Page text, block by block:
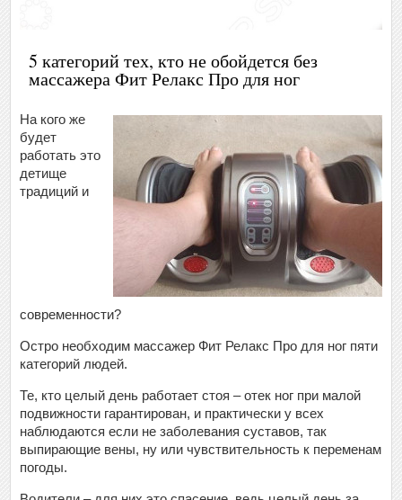
5 категорий тех, кто не обойдется без
массажера Фит Релакс Про для ног
На кого же
будет
работать это
детище
традиций и
современности?
Остро необходим массажер Фит Релакс Про для ног пяти
категорий людей.
Те, кто целый день работает стоя – отек ног при малой
подвижности гарантирован, и практически у всех
наблюдаются если не заболевания суставов, так
выпирающие вены, ну или чувствительность к переменам
погоды.